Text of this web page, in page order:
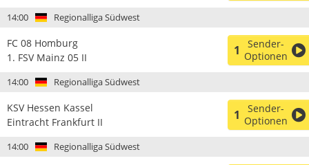
14:00 Regionalliga Südwest
FC 08 Homburg
1. FSV Mainz 05 II
1
Sender-
Optionen
14:00 Regionalliga Südwest
KSV Hessen Kassel
Eintracht Frankfurt II
1
Sender-
Optionen
14:00 Regionalliga Südwest